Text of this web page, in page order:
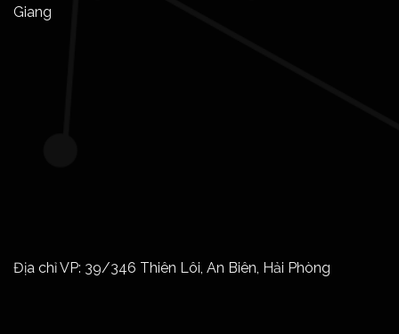
Giang
Địa chỉ VP: 39/346 Thiên Lôi, An Biên, Hải Phòng